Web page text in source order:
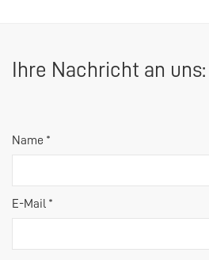
Ihre Nachricht an uns:
Name *
E-Mail *